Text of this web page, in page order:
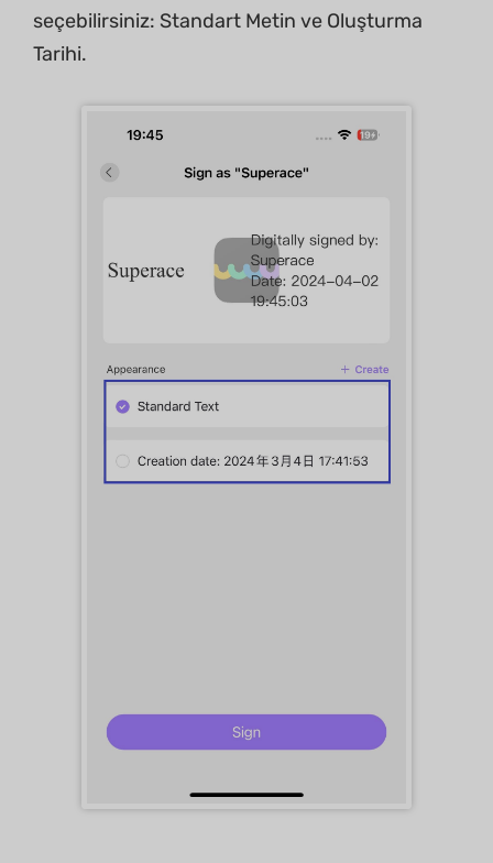
seçebilirsiniz: Standart Metin ve Oluşturma
Tarihi.